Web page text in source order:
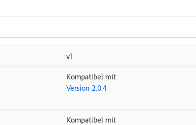
v1
Kompatibel mit
Version 2.0.4
Kompatibel mit